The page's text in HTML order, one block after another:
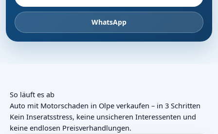
WhatsApp
So läuft es ab
Auto mit Motorschaden in Olpe verkaufen – in 3 Schritten
Kein Inseratsstress, keine unsicheren Interessenten und
keine endlosen Preisverhandlungen.